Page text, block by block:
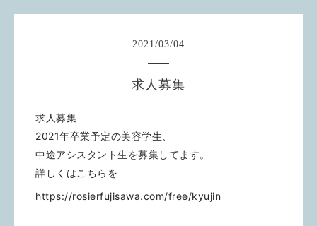
2021/03/04
求人募集
求人募集
2021年卒業予定の美容学生、
中途アシスタント生を募集してます。
詳しくはこちらを
https://rosierfujisawa.com/free/kyujin